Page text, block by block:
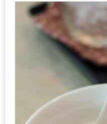
ลุ้น
รับ
GIFT
VOUCHER
รับ
ประทาน
อาหาร
มูลค่า